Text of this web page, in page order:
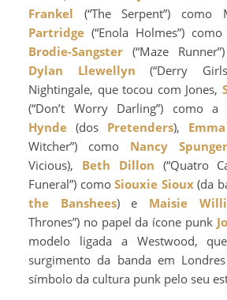
Frankel (“The Serpent”) como
Partridge (“Enola Holmes”)
Brodie-Sangster (“Maze
Dylan Llewellyn (“Derry
Nightingale, que tocou com Jones,
(“Don’t Worry Darling”) como a
Hynde (dos Pretenders),
Witcher”) como Nancy
Vicious), Beth Dillon (“Quatro
Funeral”) comoSiouxie Sioux(da
the Banshees) e Maisie
Thrones”) no papel da ícone punk
modelo ligada a Westwood,
surgimento da banda em
símbolo da cultura punk pelo seu